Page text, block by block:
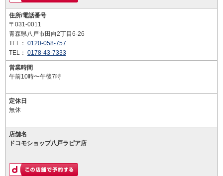
住所/電話番号
〒031-0011
青森県八戸市田向2丁目6-26
TEL： 0120-058-757
TEL： 0178-43-7333
営業時間
午前10時〜午後7時
定休日
無休
店舗名
ドコモショップ八戸ラピア店